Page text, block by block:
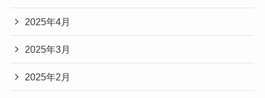
2025年4月
2025年3月
2025年2月